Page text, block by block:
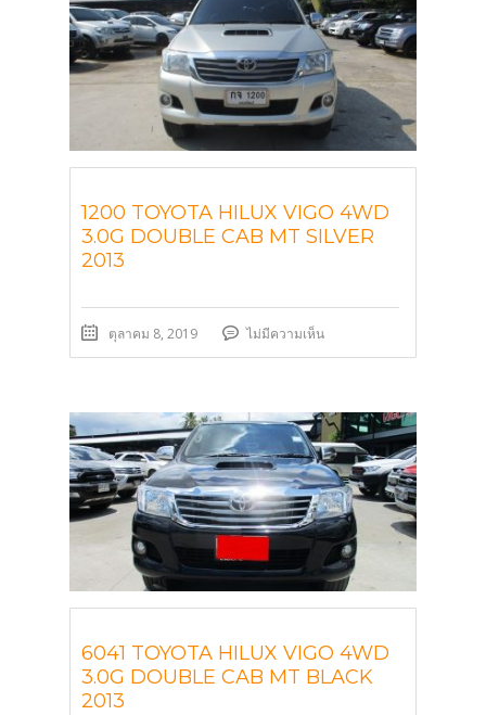
1200 TOYOTA HILUX VIGO 4WD
3.0G DOUBLE CAB MT SILVER
2013
ตุลาคม 8, 2019 ไม่มีความเห็น
6041 TOYOTA HILUX VIGO 4WD
3.0G DOUBLE CAB MT BLACK
2013